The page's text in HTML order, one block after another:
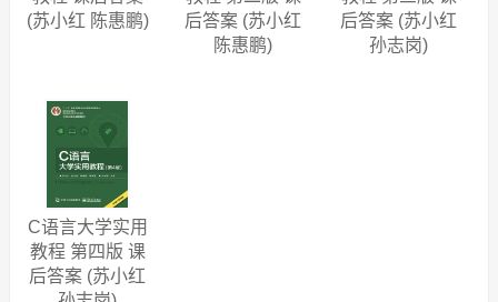
(苏小红 陈惠鹏)
后答案 (苏小红
陈惠鹏)
后答案 (苏小红
孙志岗)
C语言大学实用
教程 第四版 课
后答案 (苏小红